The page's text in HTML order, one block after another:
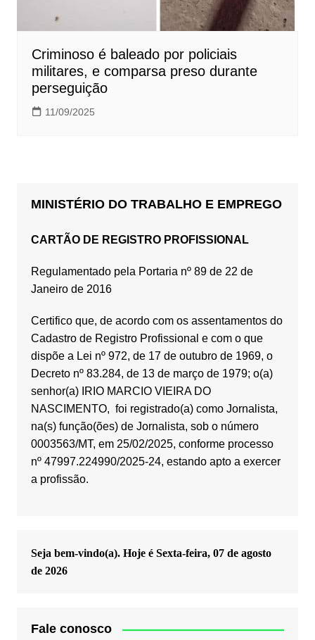
Criminoso é baleado por policiais
militares, e comparsa preso durante
perseguição
11/09/2025
MINISTÉRIO DO TRABALHO E EMPREGO
CARTÃO DE REGISTRO PROFISSIONAL
Regulamentado pela Portaria nº 89 de 22 de
Janeiro de 2016
Certifico que, de acordo com os assentamentos do
Cadastro de Registro Profissional e com o que
dispõe a Lei nº 972, de 17 de outubro de 1969, o
Decreto nº 83.284, de 13 de março de 1979; o(a)
senhor(a) IRIO MARCIO VIEIRA DO
NASCIMENTO, foi registrado(a) como Jornalista,
na(s) função(ões) de Jornalista, sob o número
0003563/MT, em 25/02/2025, conforme processo
nº 47997.224990/2025-24, estando apto a exercer
a profissão.
Seja bem-vindo(a). Hoje é Sexta-feira, 07 de agosto
de 2026
Fale conosco